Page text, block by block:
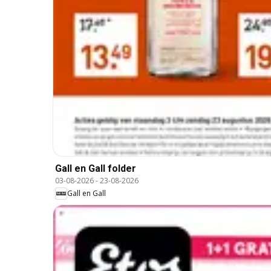
Gall en Gall folder
03-08-2026-23-08-2026
Gall en Gall